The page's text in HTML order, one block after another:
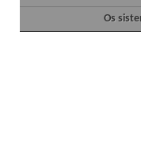
Os